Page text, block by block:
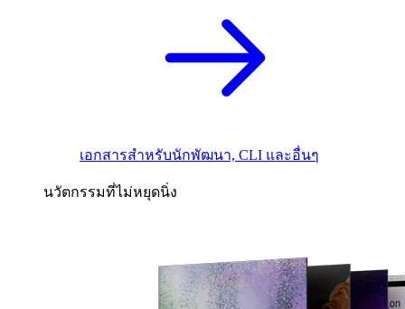
เอกสารสำหรับนักพัฒนา, CLI และอื่นๆ
นวัตกรรมที่ไม่หยุดนิ่ง